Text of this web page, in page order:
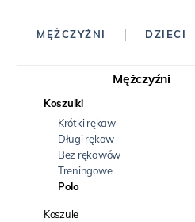
MĘŻCZYŹNI DZIECI
Mężczyźni
Koszulki
Krótki rękaw
Długi rękaw
Bez rękawów
Treningowe
Polo
Koszule